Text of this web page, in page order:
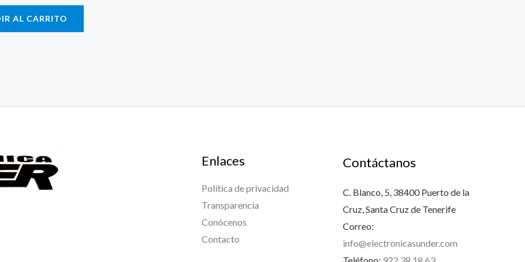
AL CARRITO
Enlaces
Política de privacidad
Transparencia
Conócenos
Contacto
Contáctanos
C. Blanco, 5, 38400 Puerto de la
Cruz, Santa Cruz de Tenerife
Correo:
info@electronicasunder.com
Teléfono: 922 38 18 63